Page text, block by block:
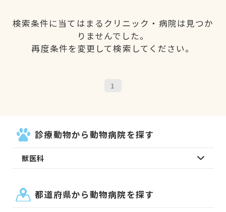
検索条件に当てはまるクリニック・病院は見つか
りませんでした。
再度条件を変更して検索してください。
1
診療動物から動物病院を探す
獣医科
都道府県から動物病院を探す